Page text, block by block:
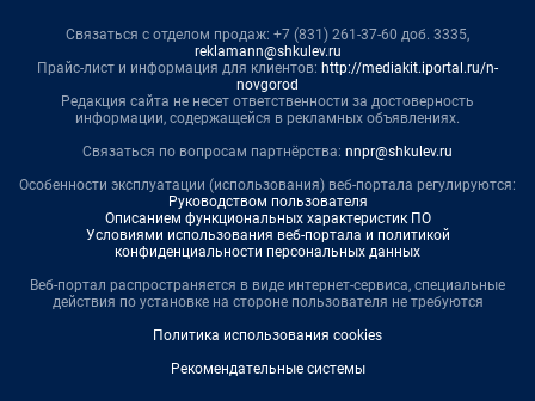
Связаться с отделом продаж: +7 (831) 261-37-60 доб. 3335,
reklamann@shkulev.ru
Прайс-лист и информация для клиентов: http://mediakit.iportal.ru/n-
novgorod
Редакция сайта не несет ответственности за достоверность
информации, содержащейся в рекламных объявлениях.
Связаться по вопросам партнёрства: nnpr@shkulev.ru
Особенности эксплуатации (использования) веб-портала регулируются:
Руководством пользователя
Описанием функциональных характеристик ПО
Условиями использования веб-портала и политикой
конфиденциальности персональных данных
Веб-портал распространяется в виде интернет-сервиса, специальные
действия по установке на стороне пользователя не требуются
Политика использования cookies
Рекомендательные системы